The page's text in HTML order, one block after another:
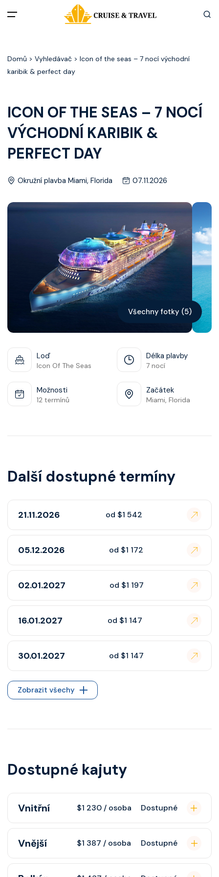
Akční nabídky
Zážitky z plaveb
Užitečné informace
Články
Vyhledat plavbu
Domů > Vyhledávač > Icon of the seas – 7 nocí východní
karibik & perfect day
ICON OF THE SEAS – 7 NOCÍ
VÝCHODNÍ KARIBIK &
PERFECT DAY
Okružní plavba Miami, Florida 07.11.2026
Všechny fotky (5)
Loď
Icon Of The Seas
Délka plavby
7 nocí
Možnosti
12 termínů
Začátek
Miami, Florida
Další dostupné termíny
21.11.2026 od $1 542
05.12.2026 od $1 172
02.01.2027 od $1 197
16.01.2027 od $1 147
30.01.2027 od $1 147
Zobrazit všechy
Dostupné kajuty
Vnitřní $1 230 / osoba Dostupné
Vnitřní kajuta poskytuje pohovku,
fén, soukromou koupelnu se
sprchou, šatnu, nastavitelnou
Vnější $1 387 / osoba Dostupné
Vnější kajuta s oknem poskytuje